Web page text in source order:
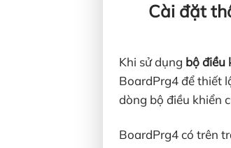
Cài đặt
Khi sử dụng bộ điều
BoardPrg4 để thiết
dòng bộ điều khiển
BoardPrg4 có trên